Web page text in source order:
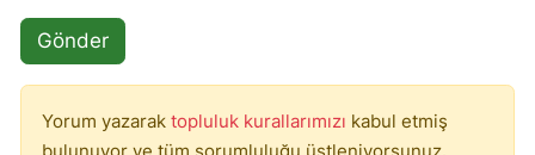
Gönder
Yorum yazarak topluluk kurallarımızı kabul etmiş